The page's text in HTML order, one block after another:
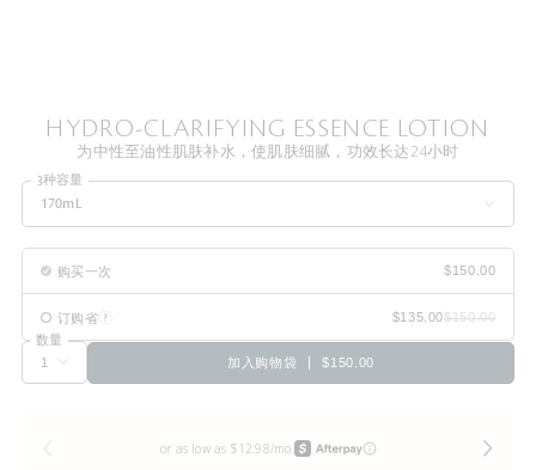
HYDRO-CLARIFYING ESSENCE LOTION
为中性至油性肌肤补水，使肌肤细腻，功效长达24小时
3种容量
170mL
购买一次
订购省
数量
加入购物袋
$150.00